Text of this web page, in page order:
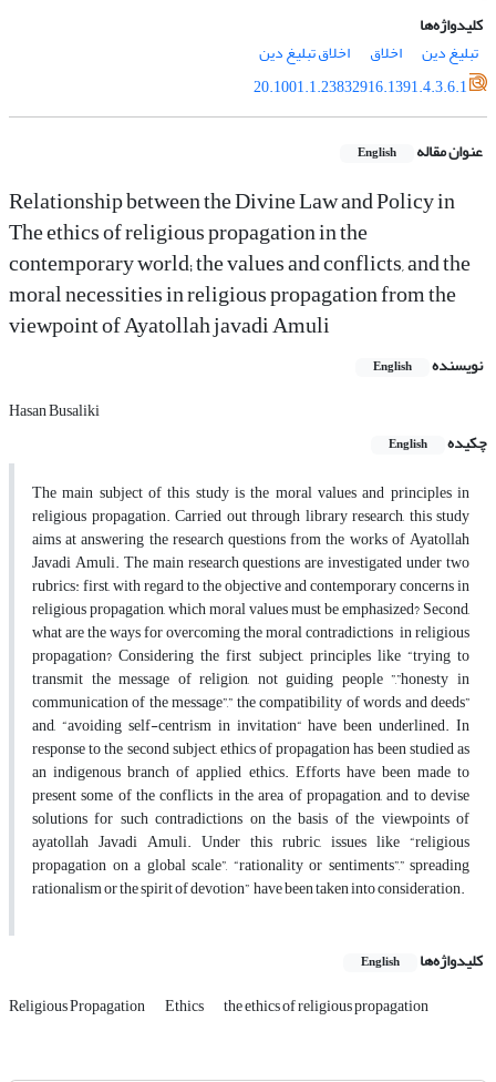
کلیدواژه‌ها
تبلیغ دین
اخلاق
اخلاق تبلیغ دین
20.1001.1.23832916.1391.4.3.6.1
عنوان مقاله English
Relationship between the Divine Law and Policy in
The ethics of religious propagation in the
contemporary world; the values and conflicts, and the
moral necessities in religious propagation from the
viewpoint of Ayatollah javadi Amuli
نویسنده English
Hasan Busaliki
چکیده
English
The main subject of this study is the moral values and principles in
religious propagation. Carried out through library research, this study
aims at answering the research questions from the works of Ayatollah
Javadi Amuli. The main research questions are investigated under two
rubrics: first, with regard to the objective and contemporary concerns in
religious propagation, which moral values must be emphasized? Second,
what are the ways for overcoming the moral contradictions in religious
propagation? Considering the first subject, principles like “trying to
transmit the message of religion, not guiding people ”,”honesty in
communication of the message”,” the compatibility of words and deeds”
and, “avoiding self-centrism in invitation“ have been underlined. In
response to the second subject, ethics of propagation has been studied as
an indigenous branch of applied ethics. Efforts have been made to
present some of the conflicts in the area of propagation, and to devise
solutions for such contradictions on the basis of the viewpoints of
ayatollah Javadi Amuli. Under this rubric, issues like “religious
propagation on a global scale”, “rationality or sentiments”,” spreading
rationalism or the spirit of devotion” have been taken into consideration.
کلیدواژه‌ها English
Religious Propagation Ethics the ethics of religious propagation